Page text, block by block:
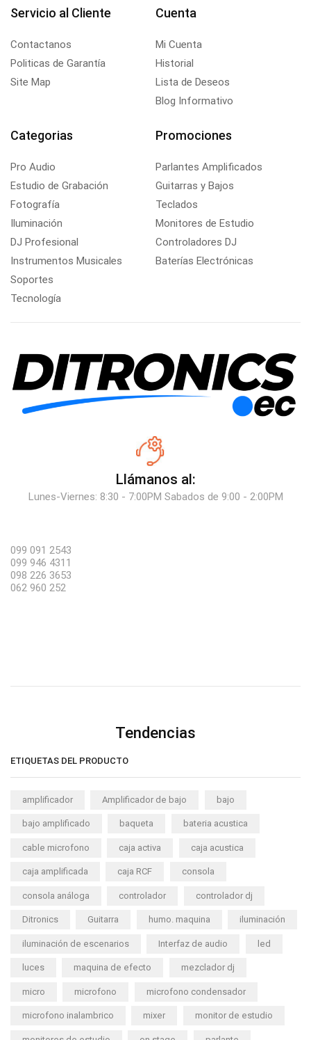
Servicio al Cliente
Contactanos
Politicas de Garantía
Site Map
Cuenta
Mi Cuenta
Historial
Lista de Deseos
Blog Informativo
Categorias
Pro Audio
Estudio de Grabación
Fotografía
Iluminación
DJ Profesional
Instrumentos Musicales
Soportes
Tecnología
Promociones
Parlantes Amplificados
Guitarras y Bajos
Teclados
Monitores de Estudio
Controladores DJ
Baterías Electrónicas
Llámanos al:
Lunes-Viernes: 8:30 - 7:00PM Sabados de 9:00 - 2:00PM
099 091 2543
099 946 4311
098 226 3653
062 960 252
Tendencias
ETIQUETAS DEL PRODUCTO
amplificador Amplificador de bajo bajo
bajo amplificado baqueta bateria acustica
cable microfono caja activa caja acustica
caja amplificada caja RCF consola
consola análoga controlador controlador dj
Ditronics Guitarra humo. maquina iluminación
iluminación de escenarios Interfaz de audio led
luces maquina de efecto mezclador dj
micro microfono microfono condensador
microfono inalambrico mixer monitor de estudio